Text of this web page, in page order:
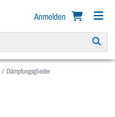
Anmelden
Dämpfungsglieder